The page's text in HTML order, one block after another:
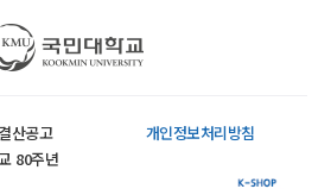
대학교
산공고
개인정보처리방침
80주년